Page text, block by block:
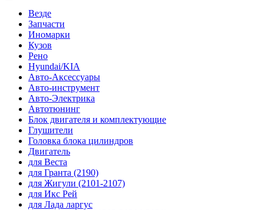
Везде
Запчасти
Иномарки
Кузов
Рено
Hyundai/KIA
Авто-Аксессуары
Авто-инструмент
Авто-Электрика
Автотюнинг
Блок двигателя и комплектующие
Глушители
Головка блока цилиндров
Двигатель
для Веста
для Гранта (2190)
для Жигули (2101-2107)
для Икс Рей
для Лада ларгус